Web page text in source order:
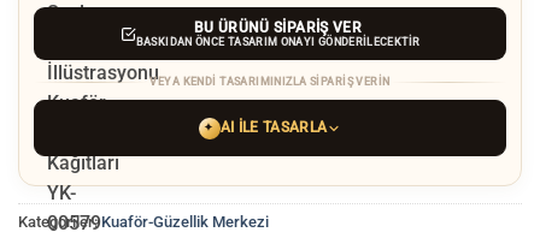
BU ÜRÜNÜ SIPARIŞ VER
BASKIDAN ÖNCE TASARIM ONAYI GÖNDERILECEKTIR
VEYA KENDI TASARIMINIZLA SIPARIŞ VERIN
✦ AI ILE TASARLA
ChatGPT Gemini
Kategoriler:Kuaför-Güzellik Merkezi